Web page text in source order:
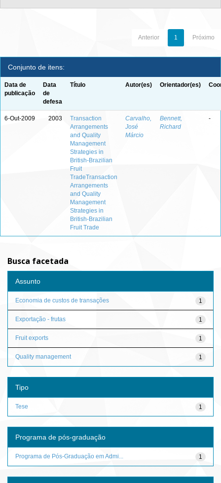
Anterior 1 Próximo
Conjunto de itens:
Data de
publicação
Data
de
defesa
Título Autor(es) Orientador(es)
6-Out-2009 2003
Transaction
Arrangements
and Quality
Management
Strategies in
British-Brazilian
Fruit
TradeTransaction
Arrangements
and Quality
Management
Strategies in
British-Brazilian
Fruit Trade
Carvalho,
José
Márcio
Bennett,
Richard
-
Busca facetada
Assunto
1
Economia de custos de transações
1
Exportação - frutas
1
Fruit exports
1
Quality management
Tipo
1
Tese
Programa de pós-graduação
1
Programa de Pós-Graduação em Admi...